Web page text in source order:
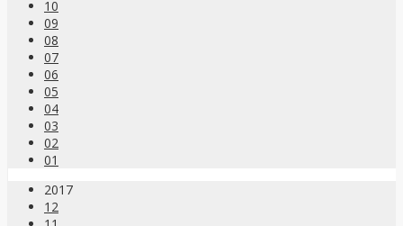
10
09
08
07
06
05
04
03
02
01
2017
12